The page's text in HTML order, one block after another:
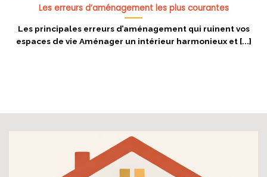
Les erreurs d’aménagement les plus courantes
Les principales erreurs d’aménagement qui ruinent vos
espaces de vie Aménager un intérieur harmonieux et [...]